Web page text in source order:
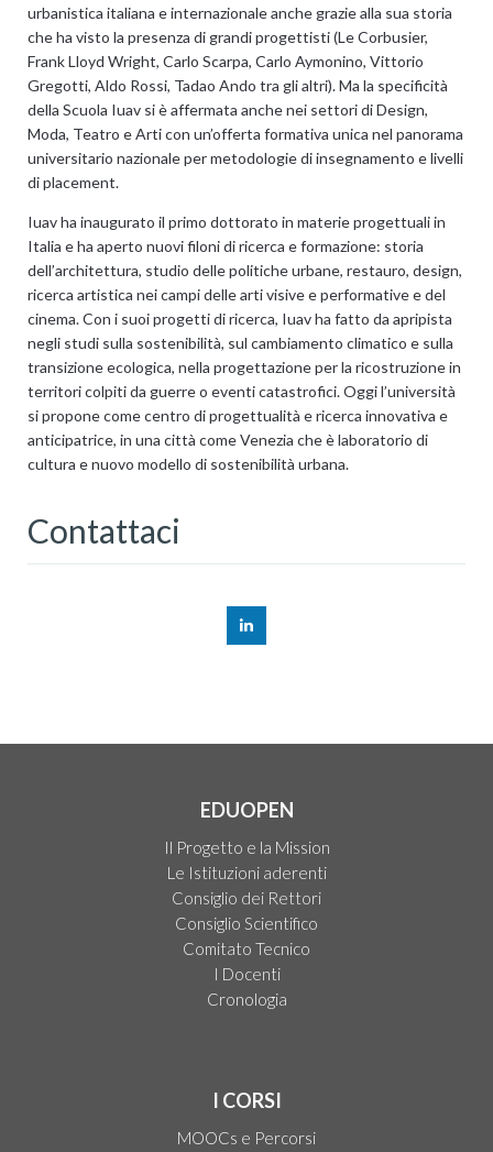
urbanistica italiana e internazionale anche grazie alla sua storia
che ha visto la presenza di grandi progettisti (Le Corbusier,
Frank Lloyd Wright, Carlo Scarpa, Carlo Aymonino, Vittorio
Gregotti, Aldo Rossi, Tadao Ando tra gli altri). Ma la specificità
della Scuola Iuav si è affermata anche nei settori di Design,
Moda, Teatro e Arti con un’offerta formativa unica nel panorama
universitario nazionale per metodologie di insegnamento e livelli
di placement.
Iuav ha inaugurato il primo dottorato in materie progettuali in
Italia e ha aperto nuovi filoni di ricerca e formazione: storia
dell’architettura, studio delle politiche urbane, restauro, design,
ricerca artistica nei campi delle arti visive e performative e del
cinema. Con i suoi progetti di ricerca, Iuav ha fatto da apripista
negli studi sulla sostenibilità, sul cambiamento climatico e sulla
transizione ecologica, nella progettazione per la ricostruzione in
territori colpiti da guerre o eventi catastrofici. Oggi l’università
si propone come centro di progettualità e ricerca innovativa e
anticipatrice, in una città come Venezia che è laboratorio di
cultura e nuovo modello di sostenibilità urbana.
Contattaci
EDUOPEN
Il Progetto e la Mission
Le Istituzioni aderenti
Consiglio dei Rettori
Consiglio Scientifico
Comitato Tecnico
I Docenti
Cronologia
I CORSI
MOOCs e Percorsi